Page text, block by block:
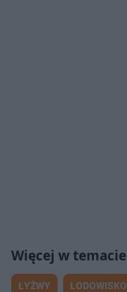
ŁYŻWY LODOWISKO